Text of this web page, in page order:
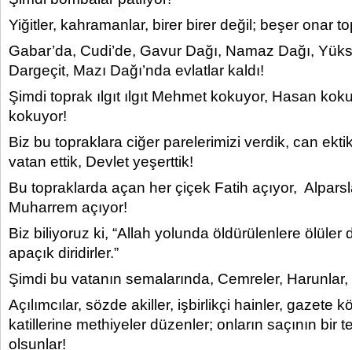
Yiğitler, kahramanlar, birer birer değil; beşer onar
Gabar’da, Cudi’de, Gavur Dağı, Namaz Dağı,
Dargeçit, Mazı Dağı’nda evlatlar kaldı!
Şimdi toprak ılgıt ılgıt Mehmet kokuyor, Hasan
kokuyor!
Biz bu topraklara ciğer parelerimizi verdik, can
vatan ettik, Devlet yeşerttik!
Bu topraklarda açan her çiçek Fatih açıyor,
Muharrem açıyor!
Biz biliyoruz ki, “Allah yolunda öldürülenlere ölüler
apaçık diridirler.”
Şimdi bu vatanın semalarında, Cemreler,
Açılımcılar, sözde akiller, işbirlikçi hainler, gazete
katillerine methiyeler düzenler; onların saçının bir
olsunlar!